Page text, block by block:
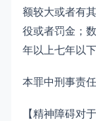
额较大或者有
役或者罚金；
年以上七年以
本罪中刑事责
【精神障碍对